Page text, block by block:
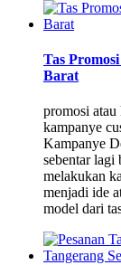
Tas
Barat
promosi atau
kampanye
Kampanye
sebentar lagi
melakukan
menjadi ide
model dari